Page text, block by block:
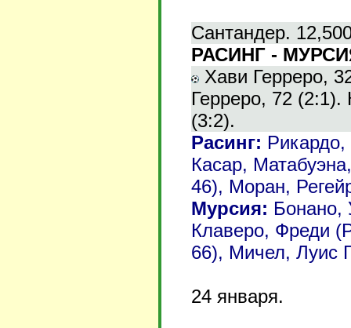
Сантандер.
РАСИНГ -
Хави Герреро,
Герреро, 72 (2:1).
(3:2).
Расинг:
Касар,
46), Моран,
Мурсия: Бонано,
Клаверо, Фреди
66), Мичел, Луис
24 января.